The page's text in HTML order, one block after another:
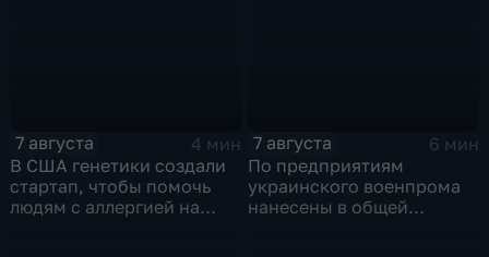
7 августа
4 мин
В США генетики создали
стартап, чтобы помочь
людям с аллергией на
7 августа
6 мин
По предприятиям
украинского военпрома
нанесены в общей